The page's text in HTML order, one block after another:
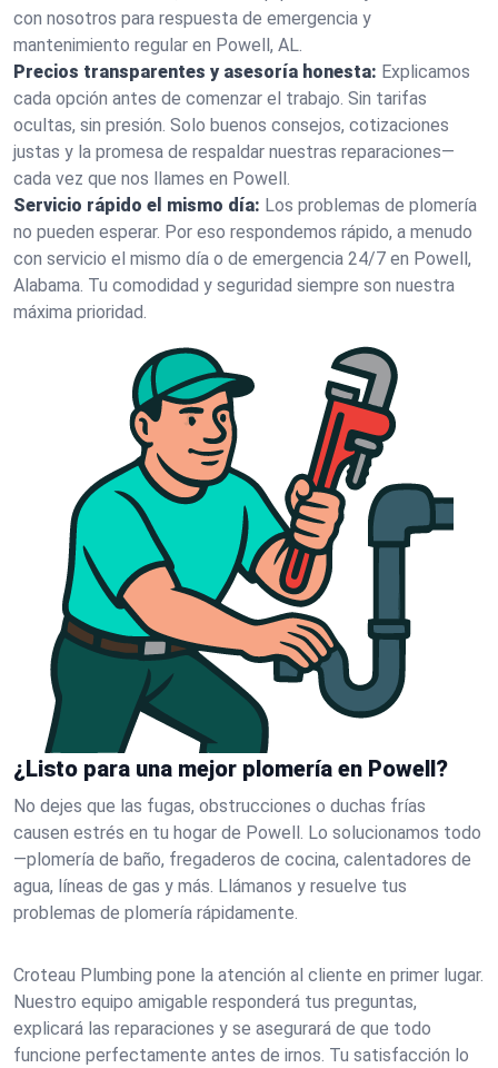
con nosotros para respuesta de emergencia y
mantenimiento regular en Powell, AL.
Precios transparentes y asesoría honesta: Explicamos
cada opción antes de comenzar el trabajo. Sin tarifas
ocultas, sin presión. Solo buenos consejos, cotizaciones
justas y la promesa de respaldar nuestras reparaciones—
cada vez que nos llames en Powell.
Servicio rápido el mismo día: Los problemas de plomería
no pueden esperar. Por eso respondemos rápido, a menudo
con servicio el mismo día o de emergencia 24/7 en Powell,
Alabama. Tu comodidad y seguridad siempre son nuestra
máxima prioridad.
¿Listo para una mejor plomería en Powell?
No dejes que las fugas, obstrucciones o duchas frías
causen estrés en tu hogar de Powell. Lo solucionamos todo
—plomería de baño, fregaderos de cocina, calentadores de
agua, líneas de gas y más. Llámanos y resuelve tus
problemas de plomería rápidamente.
Croteau Plumbing pone la atención al cliente en primer lugar.
Nuestro equipo amigable responderá tus preguntas,
explicará las reparaciones y se asegurará de que todo
funcione perfectamente antes de irnos. Tu satisfacción lo